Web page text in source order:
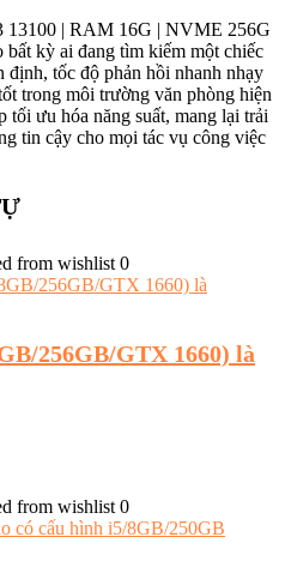
13100 | RAM 16G | NVME 256G
kỳ ai đang tìm kiếm một chiếc
định, tốc độ phản hồi nhanh nhạy
trong môi trường văn phòng hiện
ưu hóa năng suất, mang lại trải
tin cậy cho mọi tác vụ công việc
from wishlist 0
256GB/GTX 1660) là
from wishlist 0